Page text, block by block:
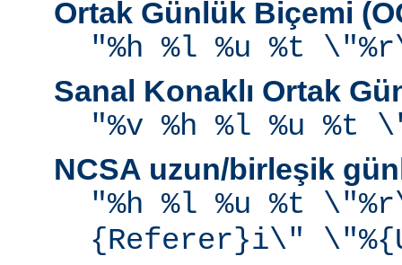
Ortak Günlük Biçemi
"%h %l %u %t
Sanal Konaklı Ortak
"%v %h %l %u %t
NCSA uzun/birleşik
"%h %l %u %t
{Referer}i\"